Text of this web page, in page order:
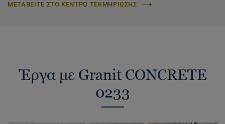
ΜΕΤΑΒΕΙΤΕ ΣΤΟ ΚΕΝΤΡΟ ΤΕΚΜΗΡΙΩΣΗΣ
Έργα με Granit CONCRETE
0233